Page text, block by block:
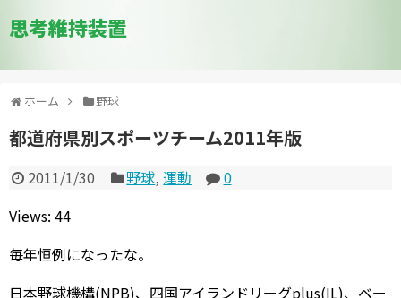
思考維持装置
ホーム 野球
都道府県別スポーツチーム2011年版
2011/1/30 野球,運動
0
Views: 44
毎年恒例になったな。
日本野球機構(NPB)、四国アイランドリーグplus(IL)、ベー